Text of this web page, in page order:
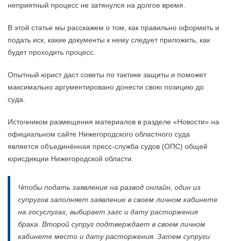
неприятный процесс не затянулся на долгое время.
В этой статье мы расскажем о том, как правильно оформить и
подать иск, какие документы к нему следует приложить, как
будет проходить процесс.
Опытный юрист даст советы по тактике защиты и поможет
максимально аргументировано донести свою позицию до
суда.
Источником размещения материалов в разделе «Новости» на
официальном сайте Нижегородского областного суда
является объединённая пресс-служба судов (ОПС) общей
юрисдикции Нижегородской области.
Чтобы подать заявление на развод онлайн, один из
супругов заполняет заявление в своем личном кабинете
на госуслугах, выбирает загс и дату расторжения
брака. Второй супруг подтверждает в своем личном
кабинете место и дату расторжения. Затем супруги